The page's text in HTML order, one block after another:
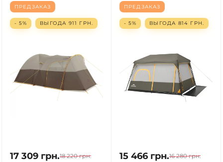
ПРЕДЗАКАЗ
- 5% ВЫГОДА 911 ГРН.
17 309 грн.18 220 грн.
ПРЕДЗАКАЗ
- 5% ВЫГОДА 814 ГРН.
15 466 грн.16 280 грн.